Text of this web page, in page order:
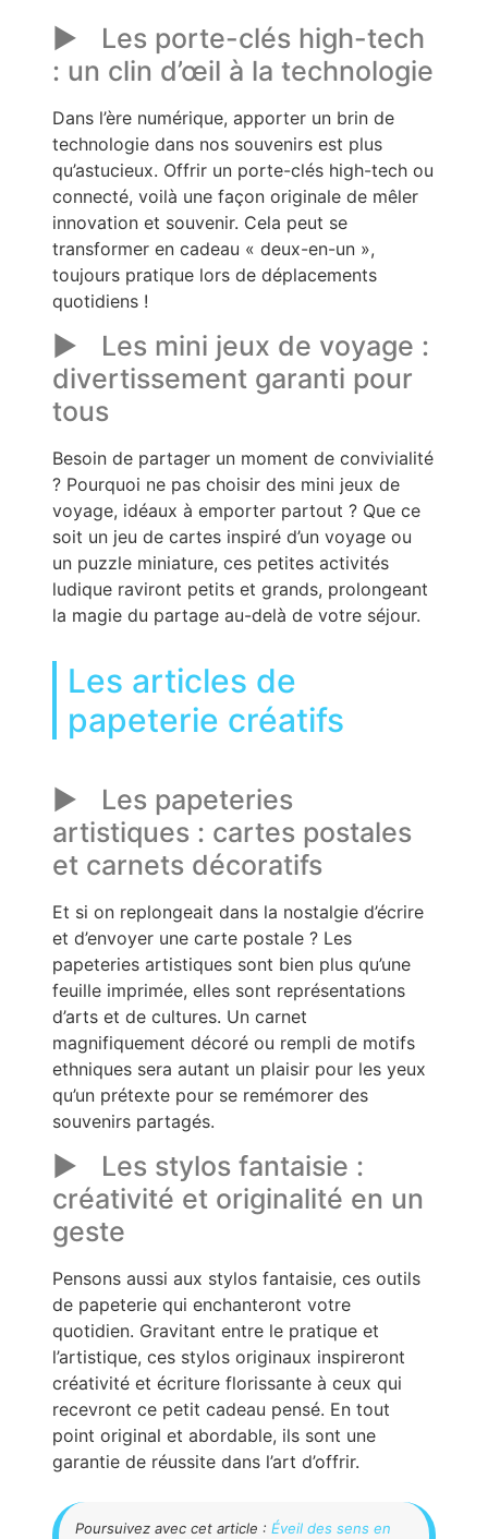
Les porte-clés high-tech
: un clin d’œil à la technologie
Dans l’ère numérique, apporter un brin de
technologie dans nos souvenirs est plus
qu’astucieux. Offrir un porte-clés high-tech ou
connecté, voilà une façon originale de mêler
innovation et souvenir. Cela peut se
transformer en cadeau « deux-en-un »,
toujours pratique lors de déplacements
quotidiens !
Les mini jeux de voyage :
divertissement garanti pour
tous
Besoin de partager un moment de convivialité
? Pourquoi ne pas choisir des mini jeux de
voyage, idéaux à emporter partout ? Que ce
soit un jeu de cartes inspiré d’un voyage ou
un puzzle miniature, ces petites activités
ludique raviront petits et grands, prolongeant
la magie du partage au-delà de votre séjour.
Les articles de
papeterie créatifs
Les papeteries
artistiques : cartes postales
et carnets décoratifs
Et si on replongeait dans la nostalgie d’écrire
et d’envoyer une carte postale ? Les
papeteries artistiques sont bien plus qu’une
feuille imprimée, elles sont représentations
d’arts et de cultures. Un carnet
magnifiquement décoré ou rempli de motifs
ethniques sera autant un plaisir pour les yeux
qu’un prétexte pour se remémorer des
souvenirs partagés.
Les stylos fantaisie :
créativité et originalité en un
geste
Pensons aussi aux stylos fantaisie, ces outils
de papeterie qui enchanteront votre
quotidien. Gravitant entre le pratique et
l’artistique, ces stylos originaux inspireront
créativité et écriture florissante à ceux qui
recevront ce petit cadeau pensé. En tout
point original et abordable, ils sont une
garantie de réussite dans l’art d’offrir.
Poursuivez avec cet article : Éveil des sens en